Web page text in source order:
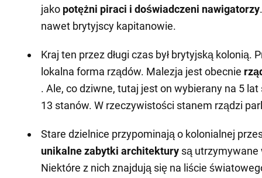
jako potężni piraci i doświadczeni nawigatorzy
nawet brytyjscy kapitanowie.
Kraj ten przez długi czas był brytyjską kolonią.
lokalna forma rządów. Malezja jest obecnie
. Ale, co dziwne, tutaj jest on wybierany na 5 lat
13 stanów. W rzeczywistości stanem rządzi
Stare dzielnice przypominają o kolonialnej
unikalne zabytki architektury są utrzymywane
Niektóre z nich znajdują się na liście